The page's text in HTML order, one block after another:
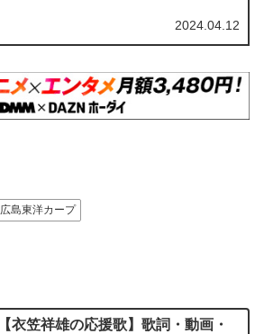
2024.04.12
広島東洋カープ
【衣笠祥雄の応援歌】歌詞・動画・